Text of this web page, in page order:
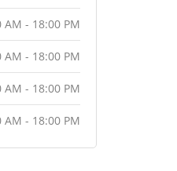
AM - 18:00 PM
AM - 18:00 PM
AM - 18:00 PM
AM - 18:00 PM